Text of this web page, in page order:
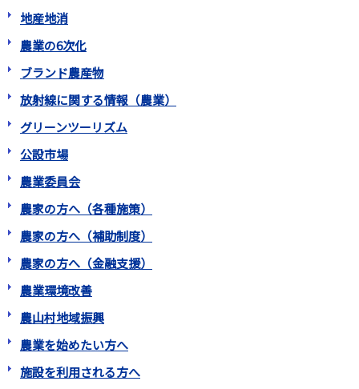
地産地消
農業の6次化
ブランド農産物
放射線に関する情報（農業）
グリーンツーリズム
公設市場
農業委員会
農家の方へ（各種施策）
農家の方へ（補助制度）
農家の方へ（金融支援）
農業環境改善
農山村地域振興
農業を始めたい方へ
施設を利用される方へ